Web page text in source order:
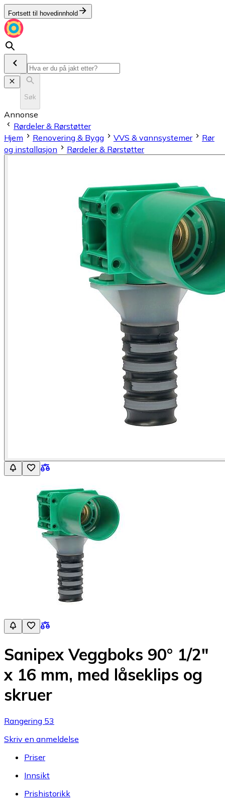
Fortsett til hovedinnhold
Søk
Annonse
Rørdeler & Rørstøtter
Hjem
Renovering & Bygg VVS & vannsystemer
Rør
og installasjon
Rørdeler & Rørstøtter
Sanipex Veggboks 90° 1/2"
x 16 mm, med låseklips og
skruer
Rangering 53
Skriv en anmeldelse
Priser
Innsikt
Prishistorikk